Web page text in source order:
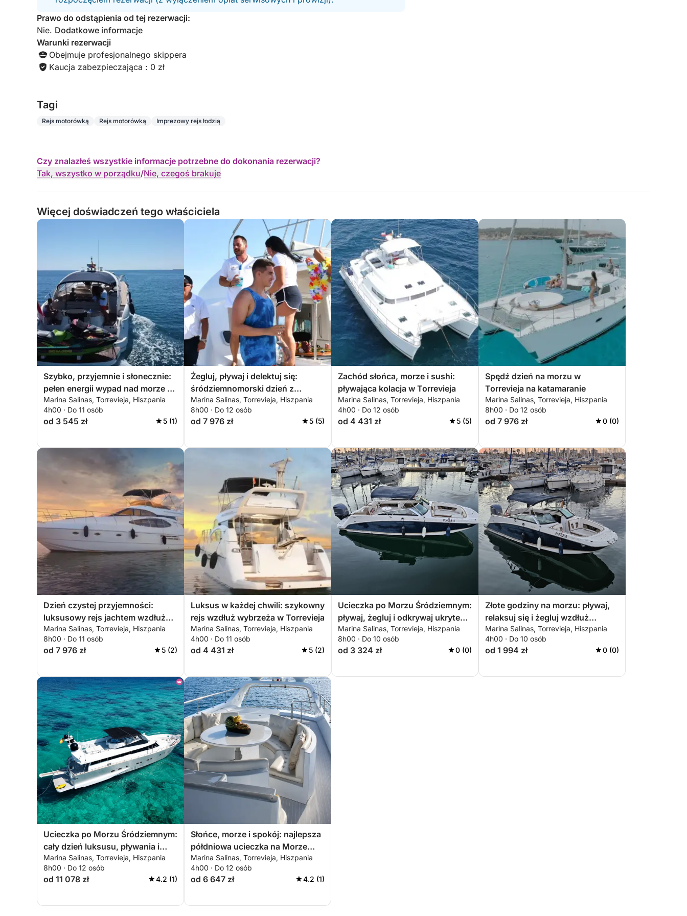
Prawo do odstąpienia od tej rezerwacji:
Nie. Dodatkowe informacje
Warunki rezerwacji
Obejmuje profesjonalnego skippera
Kaucja zabezpieczająca : 0 zł
Tagi
Rejs motorówką Rejs motorówką Imprezowy rejs łodzią
Czy znalazłeś wszystkie informacje potrzebne do dokonania rezerwacji?
Tak, wszystko w porządku/Nie, czegoś brakuje
Więcej doświadczeń tego właściciela
Szybko, przyjemnie i słonecznie:
pełen energii wypad nad morze w
Torrevieja
Marina Salinas, Torrevieja, Hiszpania
4h00 · Do 11 osób
od 3 545 zł 5 (1)
Żegluj, pływaj i delektuj się:
śródziemnomorski dzień z
widokiem na morze i momentami
sushi
Marina Salinas, Torrevieja, Hiszpania
8h00 · Do 12 osób
od 7 976 zł 5 (5)
Zachód słońca, morze i sushi:
pływająca kolacja w Torrevieja
Marina Salinas, Torrevieja, Hiszpania
4h00 · Do 12 osób
od 4 431 zł 5 (5)
Spędź dzień na morzu w
Torrevieja na katamaranie
Marina Salinas, Torrevieja, Hiszpania
8h00 · Do 12 osób
od 7 976 zł 0 (0)
Dzień czystej przyjemności:
luksusowy rejs jachtem wzdłuż
wybrzeża Torrevieja
Marina Salinas, Torrevieja, Hiszpania
8h00 · Do 11 osób
od 7 976 zł 5 (2)
Luksus w każdej chwili: szykowny
rejs wzdłuż wybrzeża w Torrevieja
Marina Salinas, Torrevieja, Hiszpania
4h00 · Do 11 osób
od 4 431 zł 5 (2)
Ucieczka po Morzu Śródziemnym:
pływaj, żegluj i odkrywaj ukryte
zakątki Torrevieja
Marina Salinas, Torrevieja, Hiszpania
8h00 · Do 10 osób
od 3 324 zł 0 (0)
Złote godziny na morzu: pływaj,
relaksuj się i żegluj wzdłuż
wybrzeża Torrevieja
Marina Salinas, Torrevieja, Hiszpania
4h00 · Do 10 osób
od 1 994 zł 0 (0)
Ucieczka po Morzu Śródziemnym:
cały dzień luksusu, pływania i
odkrywania wybrzeża
Marina Salinas, Torrevieja, Hiszpania
8h00 · Do 12 osób
od 11 078 zł 4.2 (1)
Słońce, morze i spokój: najlepsza
półdniowa ucieczka na Morze
Śródziemne
Marina Salinas, Torrevieja, Hiszpania
4h00 · Do 12 osób
od 6 647 zł 4.2 (1)